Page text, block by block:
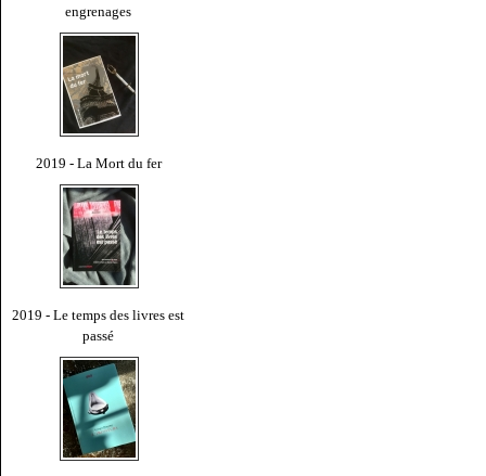
engrenages
2019 - La Mort du fer
2019 - Le temps des livres est
passé